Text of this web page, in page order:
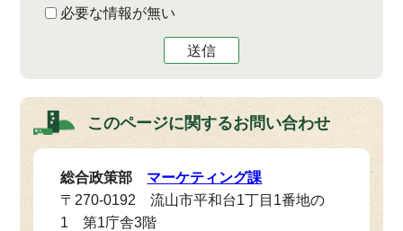
必要な情報が無い
送信
このページに関するお問い合わせ
総合政策部 マーケティング課
〒270-0192 流山市平和台1丁目1番地の
1 第1庁舎3階